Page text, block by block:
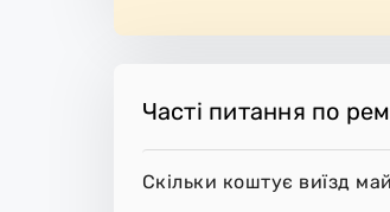
Часті питання по
Скільки коштує виїзд